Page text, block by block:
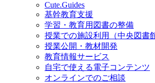
Cute.Guides
基幹教育支援
学習・教育用図書の整備
授業での施設利用（中央図書
授業公開・教材開発
教育情報サービス
自宅で使える電子コンテンツ
オンラインでのご相談